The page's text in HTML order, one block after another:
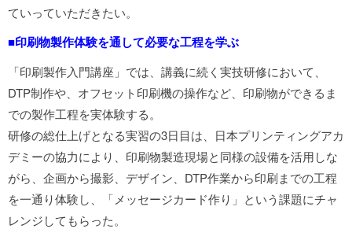
ていっていただきたい。
■印刷物製作体験を通して必要な工程を学ぶ
「印刷製作入門講座」では、講義に続く実技研修において、
DTP制作や、オフセット印刷機の操作など、印刷物ができるま
での製作工程を実体験する。
研修の総仕上げとなる実習の3日目は、日本プリンティングアカ
デミーの協力により、印刷物製造現場と同様の設備を活用しな
がら、企画から撮影、デザイン、DTP作業から印刷までの工程
を一通り体験し、「メッセージカード作り」という課題にチャ
レンジしてもらった。